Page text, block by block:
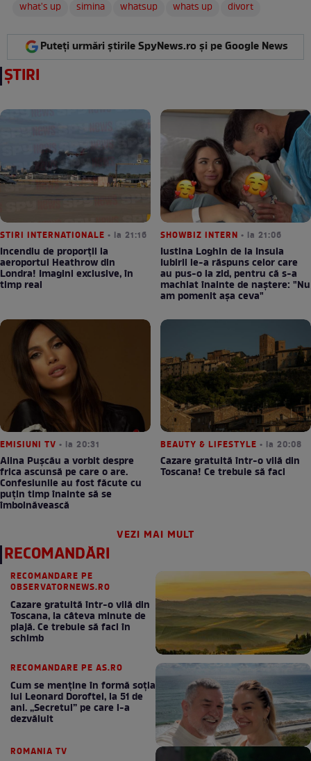
what's up simina whatsup whats up divort
Puteți urmări știrile SpyNews.ro și pe Google News
ȘTIRI
STIRI INTERNATIONALE • la 21:16
Incendiu de proporții la
aeroportul Heathrow din
Londra! Imagini exclusive, în
timp real
SHOWBIZ INTERN • la 21:06
Iustina Loghin de la Insula
Iubirii le-a răspuns celor care
au pus-o la zid, pentru că s-a
machiat înainte de naștere: "Nu
am pomenit așa ceva"
EMISIUNI TV • la 20:31
Alina Pușcău a vorbit despre
frica ascunsă pe care o are.
Confesiunile au fost făcute cu
puțin timp înainte să se
îmbolnăvească
BEAUTY & LIFESTYLE • la 20:08
Cazare gratuită într-o vilă din
Toscana! Ce trebuie să faci
VEZI MAI MULT
RECOMANDĂRI
RECOMANDARE PE
OBSERVATORNEWS.RO
Cazare gratuită într-o vilă din
Toscana, la câteva minute de
plajă. Ce trebuie să faci în
schimb
RECOMANDARE PE AS.RO
Cum se menţine în formă soţia
lui Leonard Doroftei, la 51 de
ani. „Secretul” pe care l-a
dezvăluit
ROMANIA TV